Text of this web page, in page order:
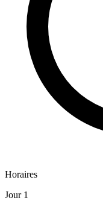
Horaires
Jour 1